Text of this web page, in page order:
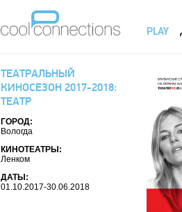
PLAY
ТЕАТРАЛЬНЫЙ
КИНОСЕЗОН 2017-2018:
ТЕАТР
ГОРОД:
Вологда
КИНОТЕАТРЫ:
Ленком
ДАТЫ:
01.10.2017-30.06.2018